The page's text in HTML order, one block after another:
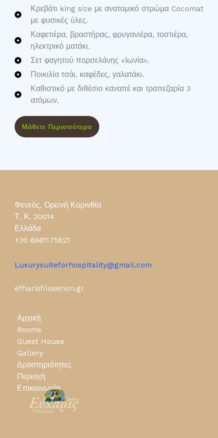
Κρεβάτι king size με ανατομικό στρώμα Cocomat
με φυσικές ύλες.
Καφετιέρα, βραστήρας, φρυγανιέρα, τοστιέρα,
ηλεκτρικό ματάκι.
Σετ φαγητού πορσελάνης «Ιωνία».
Ποικιλία τσάι, καφέδες, γαλατάκι.
Καθιστικό με διθέσιο καναπέ και τραπεζαρία 3
ατόμων.
Μάθετε Περισσότερα
Φενεός, Ορεινή Κορινθία
Τ. Κ. 20014
Ελλάδα
+30 6981175621
Luxurysuiteforhospitality@gmail.com
efharisfiloxenon.gr
Αρχική
Rooms
Guest House
Gallery
Δραστηριότητες
Περιοχή
Επικοινωνία